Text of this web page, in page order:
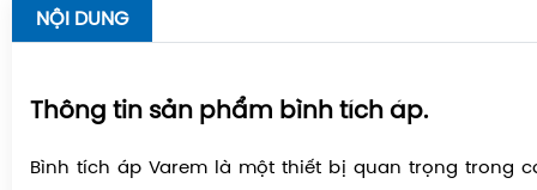
NỘI DUNG
Thông tin sản phẩm bình tích áp.
Bình tích áp Varem là một thiết bị quan trọng trong